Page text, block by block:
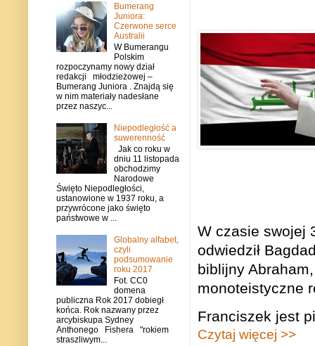
W czasie swojej
odwiedził
biblijny
monoteistyczne
Franciszek jest
Czytaj więcej >>
Bumerang
Juniora:
Czerwone serce
Australii
W Bumerangu
Polskim
rozpoczynamy nowy dział
redakcji młodzieżowej –
Bumerang Juniora . Znajdą się
w nim materiały nadesłane
przez naszyc...
Niepodległość a
suwerenność
Jak co roku w
dniu 11 listopada
obchodzimy
Narodowe
Święto Niepodległości,
ustanowione w 1937 roku, a
przywrócone jako święto
państwowe w ...
Globalny alfabet,
czyli
podsumowanie
roku 2017
Fot. CC0
domena
publiczna Rok 2017 dobiegł
końca. Rok nazwany przez
arcybiskupa Sydney
Anthonego Fishera "rokiem
straszliwym...